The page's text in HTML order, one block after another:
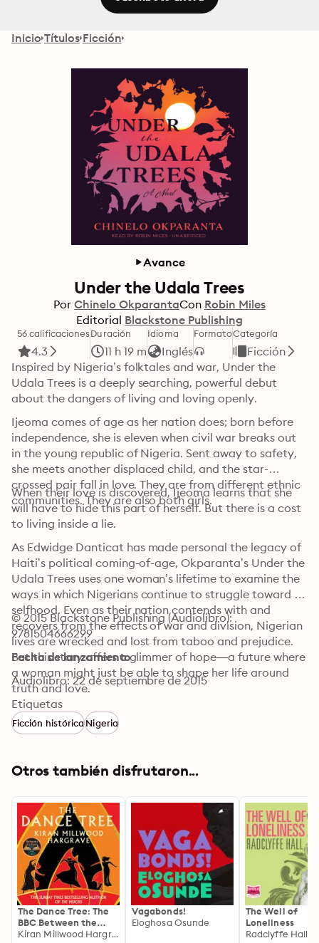
Inicio Títulos Ficción
Avance
Under the Udala Trees
Por Chinelo OkparantaCon Robin Miles
Editorial Blackstone Publishing
56 calificaciones
4.3
Duración
11 h 19 m
Idioma
Inglés
FormatoCategoría
Ficción
Inspired by Nigeria’s folktales and war, Under the
Udala Trees is a deeply searching, powerful debut
about the dangers of living and loving openly.
Ijeoma comes of age as her nation does; born before
independence, she is eleven when civil war breaks out
in the young republic of Nigeria. Sent away to safety,
she meets another displaced child, and the star-
crossed pair fall in love. They are from different ethnic
communities. They are also both girls.
When their love is discovered, Ijeoma learns that she
will have to hide this part of herself. But there is a cost
to living inside a lie.
As Edwidge Danticat has made personal the legacy of
Haiti’s political coming-of-age, Okparanta’s Under the
Udala Trees uses one woman’s lifetime to examine the
ways in which Nigerians continue to struggle toward
selfhood. Even as their nation contends with and
recovers from the effects of war and division, Nigerian
lives are wrecked and lost from taboo and prejudice.
But this story offers a glimmer of hope—a future where
a woman might just be able to shape her life around
truth and love.
© 2015 Blackstone Publishing (Audiolibro):
9781504666299
Fecha de lanzamiento
Audiolibro: 22 de septiembre de 2015
Etiquetas
Ficción históricaNigeria
Otros también disfrutaron...
The Dance Tree: The
BBC Between the
Covers Book Club Pick
Kiran Millwood Hargrave
Vagabonds!
Eloghosa Osunde
The Well of
Loneliness
Radclyffe Hall